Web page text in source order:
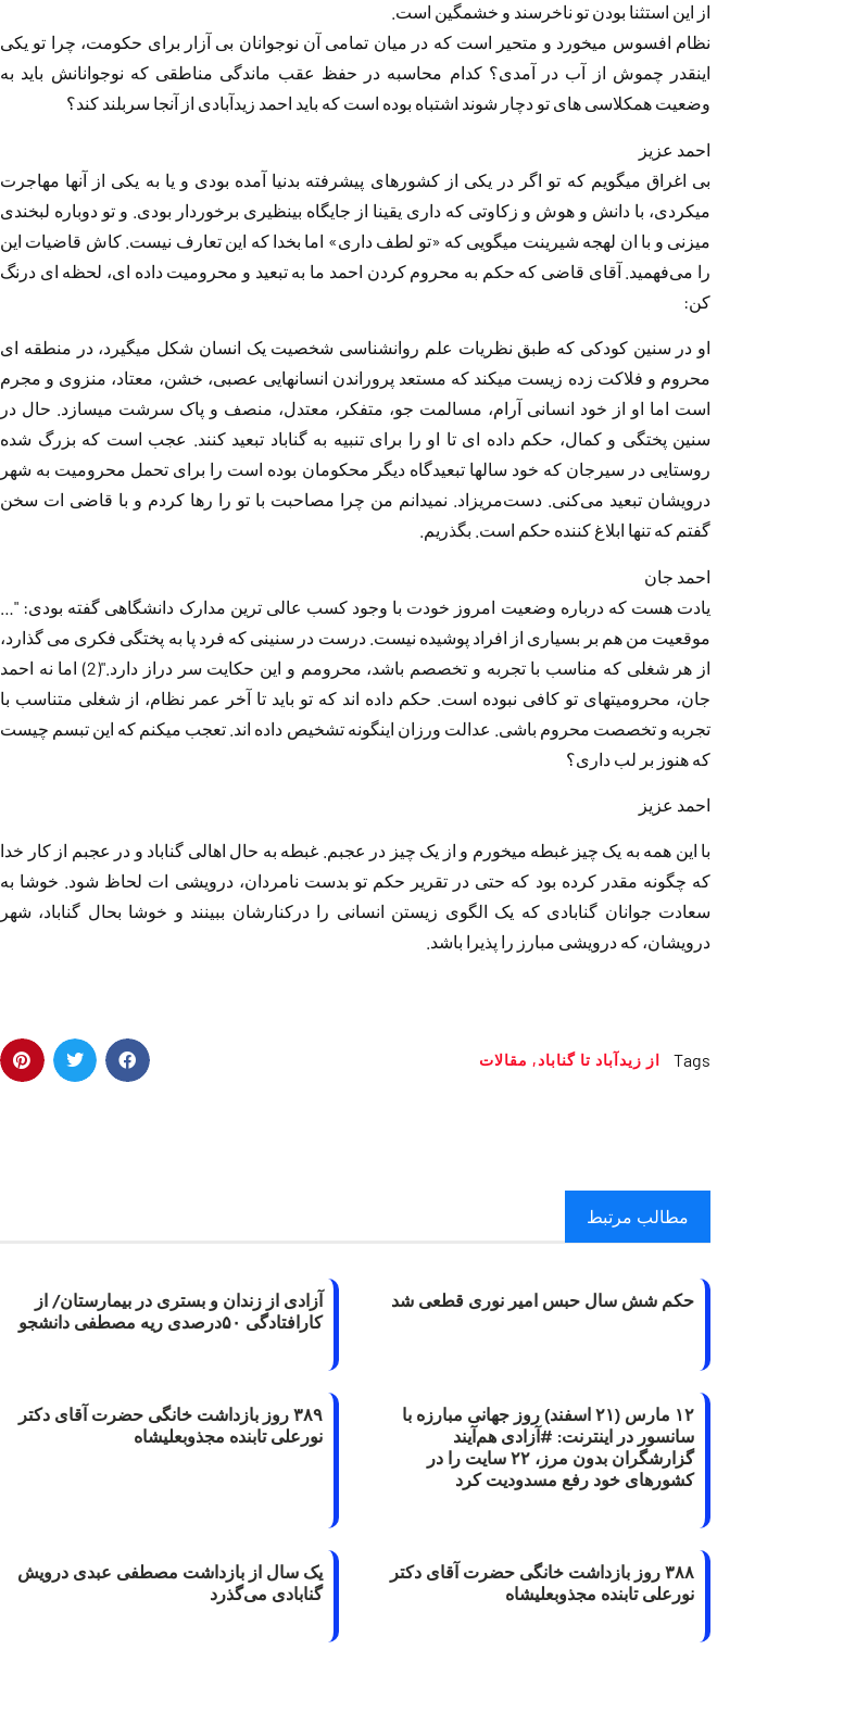
از این استثنا بودن تو ناخرسند و خشمگین است.
نظام افسوس میخورد و متحیر است که در میان تمامی آن نوجوانان بی آزار برای حکومت، چرا تو یکی
اینقدر چموش از آب در آمدی؟ کدام محاسبه در حفظ عقب ماندگی مناطقی که نوجوانانش باید به
وضعیت همکلاسی های تو دچار شوند اشتباه بوده است که باید احمد زیدآبادی از آنجا سربلند کند؟
احمد عزیز
بی اغراق میگویم که تو اگر در یکی از کشورهای پیشرفته بدنیا آمده بودی و یا به یکی از آنها مهاجرت
میکردی، با دانش و هوش و زکاوتی که داری یقینا از جایگاه بینظیری برخوردار بودی. و تو دوباره لبخندی
میزنی و با ان لهجه شیرینت میگویی که «تو لطف داری» اما بخدا که این تعارف نیست. کاش قاضیات این
را می‌فهمید. آقای قاضی که حکم به محروم کردن احمد ما به تبعید و محرومیت داده ای، لحظه ای درنگ
کن:
او در سنین کودکی که طبق نظریات علم روانشناسی شخصیت یک انسان شکل میگیرد، در منطقه ای
محروم و فلاکت زده زیست میکند که مستعد پروراندن انسانهایی عصبی، خشن، معتاد، منزوی و مجرم
است اما او از خود انسانی آرام، مسالمت جو، متفکر، معتدل، منصف و پاک سرشت میسازد. حال در
سنین پختگی و کمال، حکم داده ای تا او را برای تنبیه به گناباد تبعید کنند. عجب است که بزرگ شده
روستایی در سیرجان که خود سالها تبعیدگاه دیگر محکومان بوده است را برای تحمل محرومیت به شهر
درویشان تبعید می‌کنی. دست‌مریزاد. نمیدانم من چرا مصاحبت با تو را رها کردم و با قاضی ات سخن
گفتم که تنها ابلاغ کننده حکم است. بگذریم.
احمد جان
یادت هست که درباره وضعیت امروز خودت با وجود کسب عالی ترین مدارک دانشگاهی گفته بودی: "…
موقعیت من هم بر بسیاری از افراد پوشیده نیست. درست در سنینی که فرد پا به پختگی فکری می گذارد،
از هر شغلی که مناسب با تجربه و تخصصم باشد، محرومم و این حکایت سر دراز دارد."(2) اما نه احمد
جان، محرومیتهای تو کافی نبوده است. حکم داده اند که تو باید تا آخر عمر نظام، از شغلی متناسب با
تجربه و تخصصت محروم باشی. عدالت ورزان اینگونه تشخیص داده اند. تعجب میکنم که این تبسم چیست
که هنوز بر لب داری؟
احمد عزیز
با این همه به یک چیز غبطه میخورم و از یک چیز در عجبم. غبطه به حال اهالی گناباد و در عجبم از کار خدا
که چگونه مقدر کرده بود که حتی در تقریر حکم تو بدست نامردان، درویشی ات لحاظ شود. خوشا به
سعادت جوانان گنابادی که یک الگوی زیستن انسانی را درکنارشان ببینند و خوشا بحال گناباد، شهر
درویشان، که درویشی مبارز را پذیرا باشد.
Tags از زیدآباد تا گناباد, مقالات
مطالب مرتبط
حکم شش سال حبس امیر نوری قطعی شد
آزادی از زندان و بستری در بیمارستان/ از
کارافتادگی ۵۰درصدی ریه مصطفی دانشجو
۱۲ مارس (۲۱ اسفند) روز جهانی مبارزه با
سانسور در اینترنت: #آزادی هم‌آیند
گزارشگران‌ بدون مرز، ۲۲ سایت را در
کشورهای خود رفع مسدودیت کرد
۳۸۹ روز بازداشت خانگی حضرت آقای دکتر
نورعلی تابنده مجذوبعلیشاه
۳۸۸ روز بازداشت خانگی حضرت آقای دکتر
نورعلی تابنده مجذوبعلیشاه
یک سال از بازداشت مصطفی عبدی درویش
گنابادی می‌گذرد